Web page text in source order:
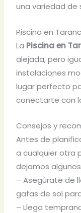
una variedad de
Piscina en
La Piscina en
alejada, pero
instalaciones
lugar perfecto
conectarte con
Consejos y
Antes de
a cualquier otra
dejamos
– Asegúrate de
gafas de sol
– Llega